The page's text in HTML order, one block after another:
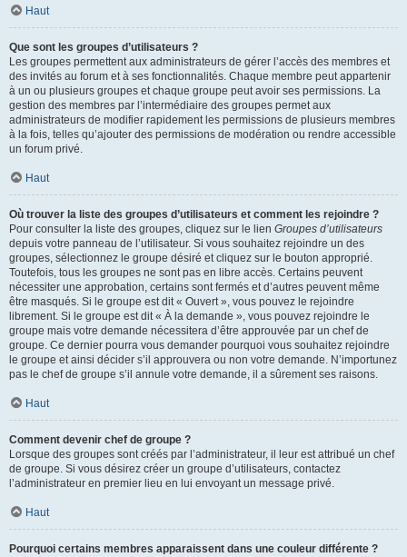
Haut
Que sont les groupes d’utilisateurs ?
Les groupes permettent aux administrateurs de gérer l’accès des membres et
des invités au forum et à ses fonctionnalités. Chaque membre peut appartenir
à un ou plusieurs groupes et chaque groupe peut avoir ses permissions. La
gestion des membres par l’intermédiaire des groupes permet aux
administrateurs de modifier rapidement les permissions de plusieurs membres
à la fois, telles qu’ajouter des permissions de modération ou rendre accessible
un forum privé.
Haut
Où trouver la liste des groupes d’utilisateurs et comment les rejoindre ?
Pour consulter la liste des groupes, cliquez sur le lien Groupes d’utilisateurs
depuis votre panneau de l’utilisateur. Si vous souhaitez rejoindre un des
groupes, sélectionnez le groupe désiré et cliquez sur le bouton approprié.
Toutefois, tous les groupes ne sont pas en libre accès. Certains peuvent
nécessiter une approbation, certains sont fermés et d’autres peuvent même
être masqués. Si le groupe est dit « Ouvert », vous pouvez le rejoindre
librement. Si le groupe est dit « À la demande », vous pouvez rejoindre le
groupe mais votre demande nécessitera d’être approuvée par un chef de
groupe. Ce dernier pourra vous demander pourquoi vous souhaitez rejoindre
le groupe et ainsi décider s’il approuvera ou non votre demande. N’importunez
pas le chef de groupe s’il annule votre demande, il a sûrement ses raisons.
Haut
Comment devenir chef de groupe ?
Lorsque des groupes sont créés par l’administrateur, il leur est attribué un chef
de groupe. Si vous désirez créer un groupe d’utilisateurs, contactez
l’administrateur en premier lieu en lui envoyant un message privé.
Haut
Pourquoi certains membres apparaissent dans une couleur différente ?